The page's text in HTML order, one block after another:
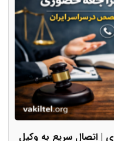
| اتصال سریع به وکیل